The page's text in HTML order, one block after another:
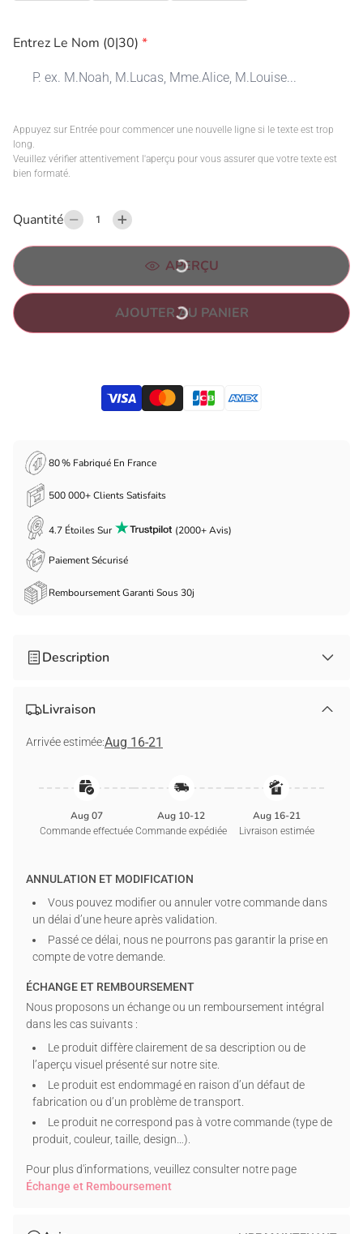
Entrez Le Nom (0|30) *
Appuyez sur Entrée pour commencer une nouvelle ligne si le texte est trop
long.
Veuillez vérifier attentivement l'aperçu pour vous assurer que votre texte est
bien formaté.
Quantité
APERÇU
AJOUTER AU PANIER
80 % Fabriqué En France
500 000+ Clients Satisfaits
4.7 Étoiles Sur (2000+ Avis)
Paiement Sécurisé
Remboursement Garanti Sous 30j
Description
Détails du produit :
silicone.
Dimensions de la pièce en acrylique : jusqu’à 6 cm, selon le
Épaisseur : environ 0,6 cm.
Zone personnalisable : la face avant du pendentif en
acrylique peut être personnalisée.
Contenu du colis : 1 tour de cou en acrylique.
l’aide d’un chiffon doux et sec. Évitez les chocs importants,
les tractions excessives, les températures élevées,
l’exposition prolongée au soleil et tout contact avec des
produits chimiques agressifs.
Notez bien :
en raison des conditions d’éclairage et des
différents réglages d’écran, les couleurs réelles peuvent
légèrement différer de celles affichées sur l’aperçu. Chaque
article étant mesuré à la main, de légères variations de
dimensions peuvent également survenir.
Personnalisation :
Veuillez fournir toutes les informations nécessaires et
finaliser votre commande.
Livraison
Arrivée estimée:Aug 16-21
Aug 07
Commande effectuée
Aug 10-12
Commande expédiée
Aug 16-21
Livraison estimée
ANNULATION ET MODIFICATION
Vous pouvez modifier ou annuler votre commande dans
un délai d’une heure après validation.
Passé ce délai, nous ne pourrons pas garantir la prise en
compte de votre demande.
ÉCHANGE ET REMBOURSEMENT
Nous proposons un échange ou un remboursement intégral
dans les cas suivants :
Le produit diffère clairement de sa description ou de
l’aperçu visuel présenté sur notre site.
Le produit est endommagé en raison d’un défaut de
fabrication ou d’un problème de transport.
Le produit ne correspond pas à votre commande (type de
produit, couleur, taille, design…).
Pour plus d'informations, veuillez consulter notre page
Échange et Remboursement